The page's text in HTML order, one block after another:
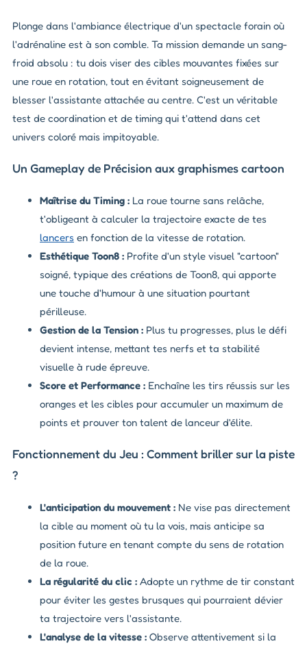
Plonge dans l'ambiance électrique d'un spectacle forain où
l'adrénaline est à son comble. Ta mission demande un sang-
froid absolu : tu dois viser des cibles mouvantes fixées sur
une roue en rotation, tout en évitant soigneusement de
blesser l'assistante attachée au centre. C'est un véritable
test de coordination et de timing qui t'attend dans cet
univers coloré mais impitoyable.
Un Gameplay de Précision aux graphismes cartoon
Maîtrise du Timing : La roue tourne sans relâche,
t'obligeant à calculer la trajectoire exacte de tes
lancers en fonction de la vitesse de rotation.
Esthétique Toon8 : Profite d'un style visuel "cartoon"
soigné, typique des créations de Toon8, qui apporte
une touche d'humour à une situation pourtant
périlleuse.
Gestion de la Tension : Plus tu progresses, plus le défi
devient intense, mettant tes nerfs et ta stabilité
visuelle à rude épreuve.
Score et Performance : Enchaîne les tirs réussis sur les
oranges et les cibles pour accumuler un maximum de
points et prouver ton talent de lanceur d'élite.
Fonctionnement du Jeu : Comment briller sur la piste
?
L'anticipation du mouvement : Ne vise pas directement
la cible au moment où tu la vois, mais anticipe sa
position future en tenant compte du sens de rotation
de la roue.
La régularité du clic : Adopte un rythme de tir constant
pour éviter les gestes brusques qui pourraient dévier
ta trajectoire vers l'assistante.
L'analyse de la vitesse : Observe attentivement si la